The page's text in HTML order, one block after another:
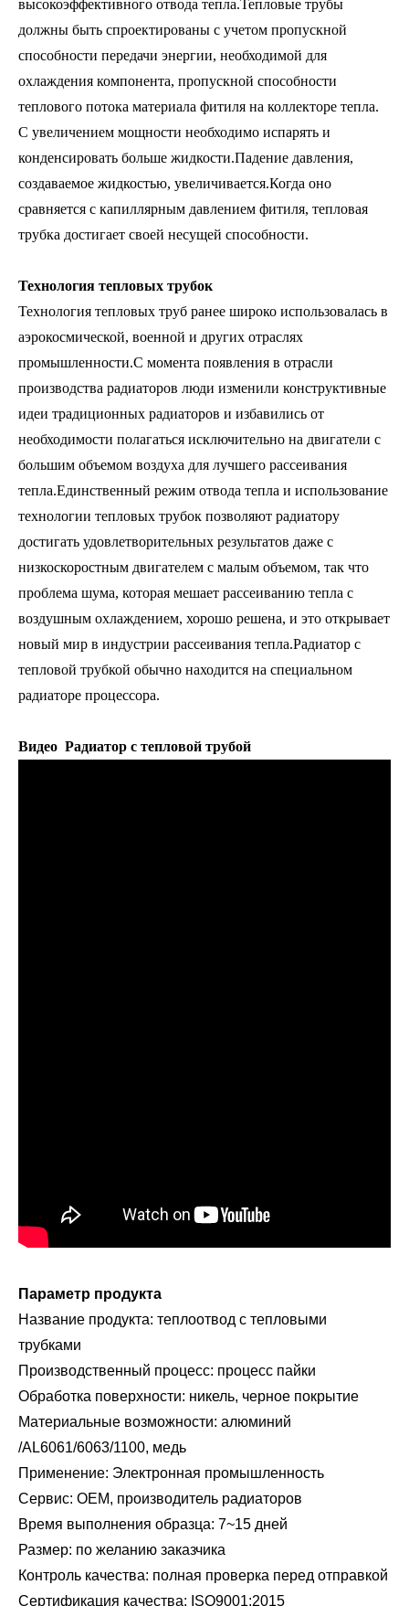
высокоэффективного отвода тепла.Тепловые трубы
должны быть спроектированы с учетом пропускной
способности передачи энергии, необходимой для
охлаждения компонента, пропускной способности
теплового потока материала фитиля на коллекторе тепла.
С увеличением мощности необходимо испарять и
конденсировать больше жидкости.Падение давления,
создаваемое жидкостью, увеличивается.Когда оно
сравняется с капиллярным давлением фитиля, тепловая
трубка достигает своей несущей способности.
Технология тепловых трубок
Технология тепловых труб ранее широко использовалась в
аэрокосмической, военной и других отраслях
промышленности.С момента появления в отрасли
производства радиаторов люди изменили конструктивные
идеи традиционных радиаторов и избавились от
необходимости полагаться исключительно на двигатели с
большим объемом воздуха для лучшего рассеивания
тепла.Единственный режим отвода тепла и использование
технологии тепловых трубок позволяют радиатору
достигать удовлетворительных результатов даже с
низкоскоростным двигателем с малым объемом, так что
проблема шума, которая мешает рассеиванию тепла с
воздушным охлаждением, хорошо решена, и это открывает
новый мир в индустрии рассеивания тепла.Радиатор с
тепловой трубкой обычно находится на специальном
радиаторе процессора.
Видео Радиатор с тепловой трубой
Параметр продукта
Название продукта: теплоотвод с тепловыми
трубками
Производственный процесс: процесс пайки
Обработка поверхности: никель, черное покрытие
Материальные возможности: алюминий
/AL6061/6063/1100, медь
Применение: Электронная промышленность
Сервис: OEM, производитель радиаторов
Время выполнения образца: 7~15 дней
Размер: по желанию заказчика
Контроль качества: полная проверка перед отправкой
Сертификация качества: ISO9001:2015